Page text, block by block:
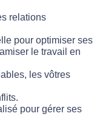
relations
pour optimiser ses
le travail en
les vôtres
pour gérer ses